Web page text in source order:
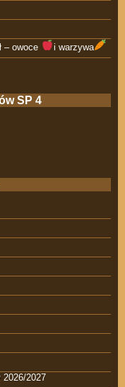
– owoce
i warzywa
SP 4
2026/2027